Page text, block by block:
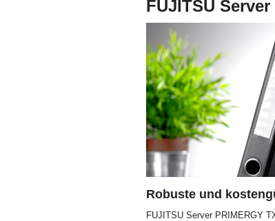
FUJITSU
Robuste und
FUJITSU Server PRIMERGY